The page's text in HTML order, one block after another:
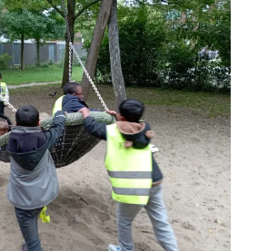
in de buurt en
het park
Tweede leerjaar